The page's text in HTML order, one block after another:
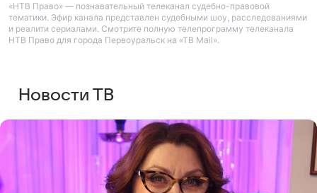
«НТВ Право» — познавательный телеканал судебно-правовой
тематики. Эфир канала представлен судебными шоу, расследованиями
и реалити сериалами. Смотрите полную телепрограмму телеканала
НТВ Право для города Первоуральск на «ТВ Mail».
Новости ТВ